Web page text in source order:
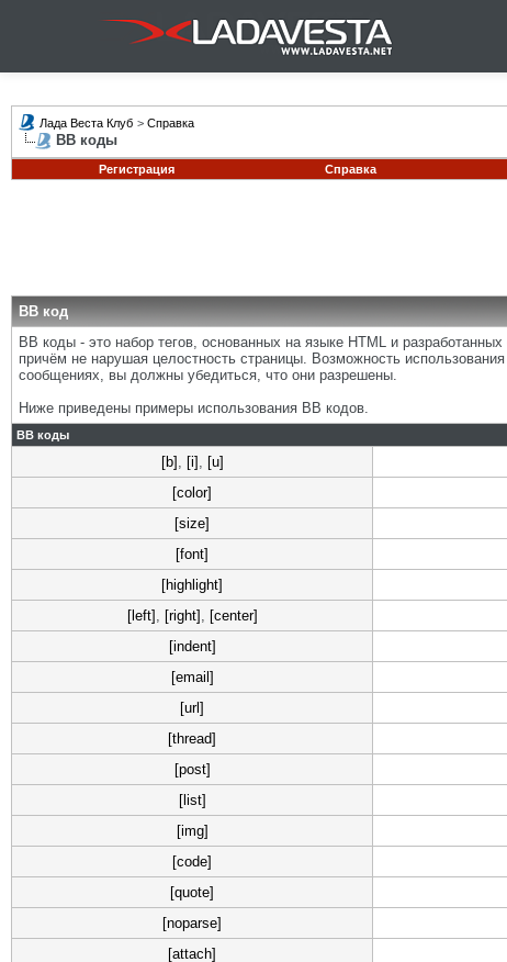
Лада Веста Клуб > Справка
BB коды
Регистрация
Справка
BB код
BB коды - это набор тегов, основанных на языке HTML и
причём не нарушая целостность страницы. Возможность
сообщениях, вы должны убедиться, что они разрешены.
Ниже приведены примеры использования BB кодов.
BB коды
[b] , [i] , [u]
[color]
[size]
[font]
[highlight]
[left] , [right] , [center]
[indent]
[email]
[url]
[thread]
[post]
[list]
[img]
[code]
[quote]
[noparse]
[attach]